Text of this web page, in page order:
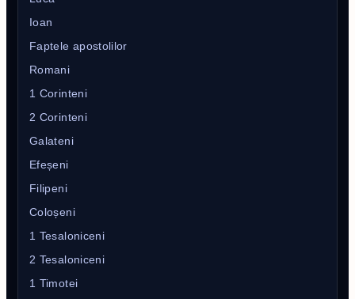
Ioan
Faptele apostolilor
Romani
1 Corinteni
2 Corinteni
Galateni
Efeșeni
Filipeni
Coloșeni
1 Tesaloniceni
2 Tesaloniceni
1 Timotei